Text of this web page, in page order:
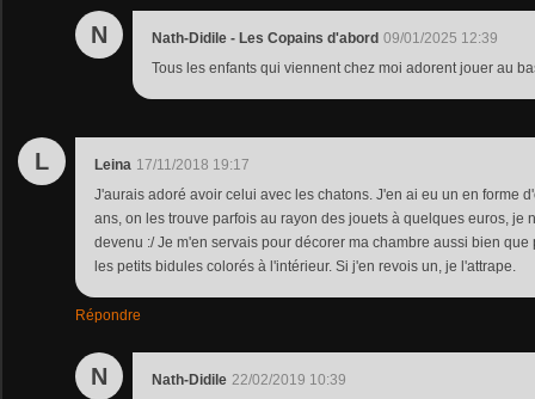
N Nath-Didile - Les Copains d'abord 09/01/2025 12:39
Tous les enfants qui viennent chez moi adorent jouer au
L Leina 17/11/2018 19:17
J'aurais adoré avoir celui avec les chatons. J'en ai eu un en forme
ans, on les trouve parfois au rayon des jouets à quelques euros, je
devenu :/ Je m'en servais pour décorer ma chambre aussi bien
les petits bidules colorés à l'intérieur. Si j'en revois un, je l'attrape.
Répondre
N Nath-Didile 22/02/2019 10:39